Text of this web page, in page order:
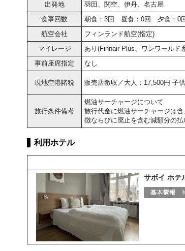
出発地 羽田、関空、伊丹、名古屋
食事回数
朝食：3回 昼食：0回 夕食：0
航空会社
フィンランド航空(指定)
マイレージ
あり(Finnair Plus、ワンワールド
事前座席指定
なし
現地空港諸税 販売店徴収／大人：17,500円 子
旅行条件備考
燃油サーチャージについて
旅行代金に燃油サーチャージは
徴ならびに廃止を含む減額分の払
利用ホテル
サボイ ホ